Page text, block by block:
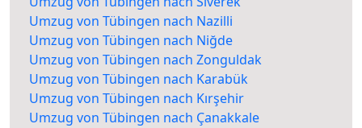
Umzug von Tübingen nach Nazilli
Umzug von Tübingen nach Niğde
Umzug von Tübingen nach Zonguldak
Umzug von Tübingen nach Karabük
Umzug von Tübingen nach Kırşehir
Umzug von Tübingen nach Çanakkale